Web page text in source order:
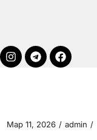
Мар 11, 2026 admin